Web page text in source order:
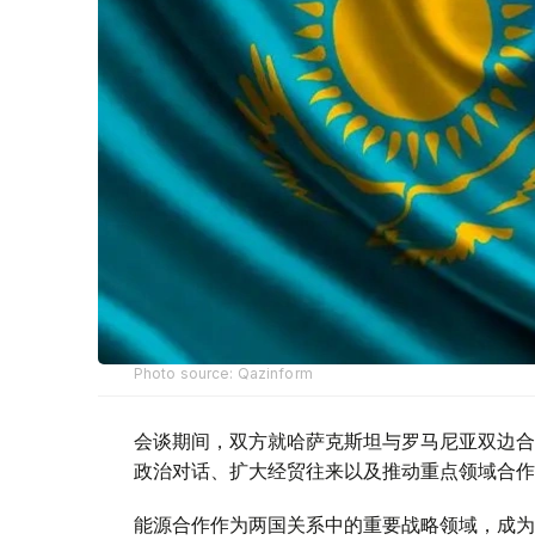
Photo source: Qazinform
会谈期间，双方就哈萨克斯坦与罗马尼亚双边
政治对话、扩大经贸往来以及推动重点领域合
能源合作作为两国关系中的重要战略领域，成